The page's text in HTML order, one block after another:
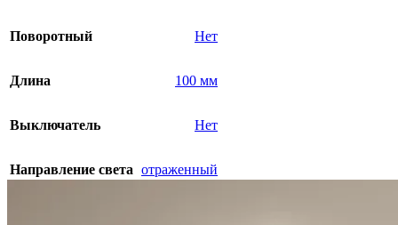
Поворотный Нет
Длина 100 мм
Выключатель Нет
Направление света отраженный